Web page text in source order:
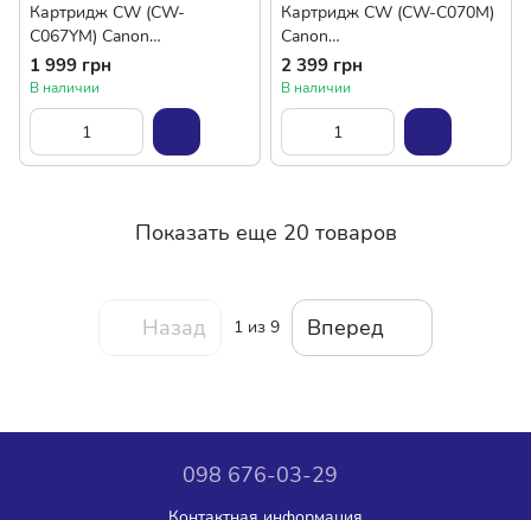
Картридж CW (CW-
C067YM) Canon
MF651Cw/MF655Cdw/MF65
7Cdw Yellow (Canon 067Y)
1 999 грн
В наличии
Картридж CW (CW-C070M)
Canon
MF461w/463dw/465dw/LBP
243dw/246dw Black (Canon
070)
2 399 грн
В наличии
Показать еще 20 товаров
Назад 1 из 9 Вперед
098 676-03-29